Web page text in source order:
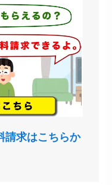
請求はこちらか